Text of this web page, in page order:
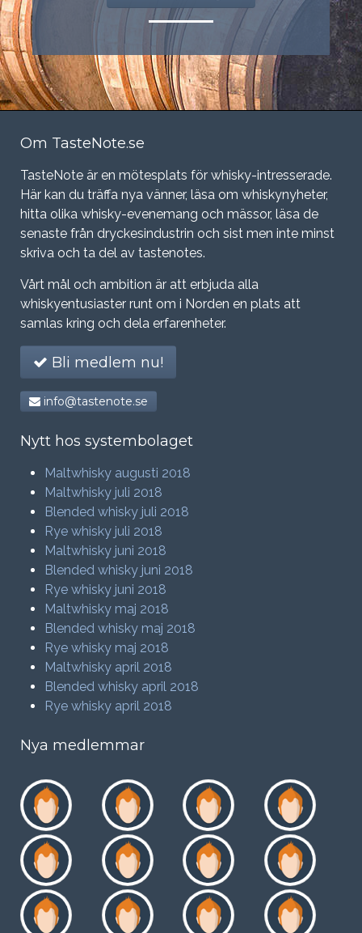
Om TasteNote.se
TasteNote är en mötesplats för whisky-intresserade.
Här kan du träffa nya vänner, läsa om whiskynyheter,
hitta olika whisky-evenemang och mässor, läsa de
senaste från dryckesindustrin och sist men inte minst
skriva och ta del av tastenotes.
Vårt mål och ambition är att erbjuda alla
whiskyentusiaster runt om i Norden en plats att
samlas kring och dela erfarenheter.
Bli medlem nu!
info@tastenote.se
Nytt hos systembolaget
Maltwhisky augusti 2018
Maltwhisky juli 2018
Blended whisky juli 2018
Rye whisky juli 2018
Maltwhisky juni 2018
Blended whisky juni 2018
Rye whisky juni 2018
Maltwhisky maj 2018
Blended whisky maj 2018
Rye whisky maj 2018
Maltwhisky april 2018
Blended whisky april 2018
Rye whisky april 2018
Nya medlemmar